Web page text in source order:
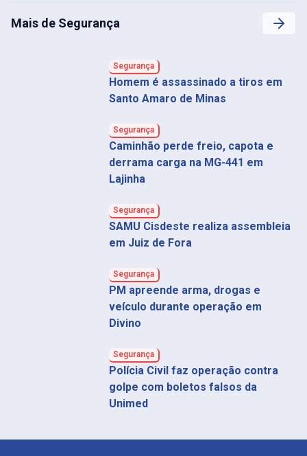
Mais de Segurança
Segurança
Homem é assassinado a tiros em
Santo Amaro de Minas
Segurança
Caminhão perde freio, capota e
derrama carga na MG-441 em
Lajinha
Segurança
SAMU Cisdeste realiza assembleia
em Juiz de Fora
Segurança
PM apreende arma, drogas e
veículo durante operação em
Divino
Segurança
Polícia Civil faz operação contra
golpe com boletos falsos da
Unimed